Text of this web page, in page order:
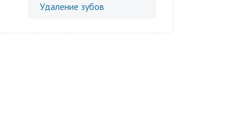
Удаление зубов